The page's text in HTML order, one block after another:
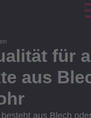
für
aus
aus Blech